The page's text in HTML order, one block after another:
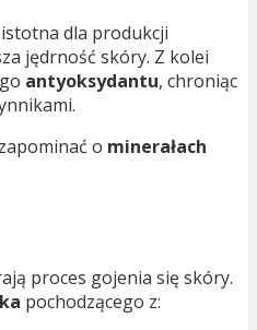
dla produkcji
jędrność skóry. Z kolei
antyoksydantu, chroniąc
o minerałach
proces gojenia się skóry.
pochodzącego z: